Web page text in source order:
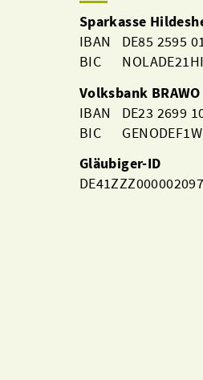
Sparkasse
IBAN DE85 2595
BIC
Volksbank BRAWO
IBAN DE23 2699
BIC
Gläubiger-ID